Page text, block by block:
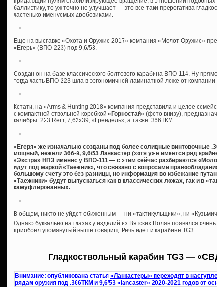
баллистику, то уж точно не улучшает — это все-таки прерогатива
частенько именуемых дробовиками.
Еще на выставке «Охота и Оружие 2017» компания «Молот Оружие»
«Егерь» (ВПО-223) под 9,6/53.
Создан он на базе классического болтового карабина ВПО-114. Ну
тогда часть ВПО-223 шла в эргономичной ламинатной ложе от компании
Кстати, на «Arms & Hunting 2018» компания представила и целое
с компактной ствольной коробкой «Горностай» (фото внизу),
калибры .223 Rem, 7,62х39, «Грендель», а также .366ТКМ.
« Егеря» же изначально созданы под более солидные винтовочные
мощный, нежели 366-й, 9,6/53 Ланкастер (хотя уже имеется ряд
«Экстра» НПЗ именно у ВПО-111 — с этим сейчас разбираются
идут под маркой «Таежник», что связано с вопросами
большому счету это без разницы, но информация во избежание
«Таежники» будут выпускаться как в классических ложах, так и в
камуфлированных.
В общем, никто не уйдет обиженным — ни «тактикульщики», ни
Однако буквально на глазах у изделий из Вятских Полян появился
приобрел упомянутый выше товарищ. Речь идет и карабине TG3.
Гладкоствольный карабин TG3 —
Внимание: опубликована статья «Ланкастеры» переходят в
рядам оружия под .366ТКМ и 9,6/53 «lancaster» 2020-2021 годов от